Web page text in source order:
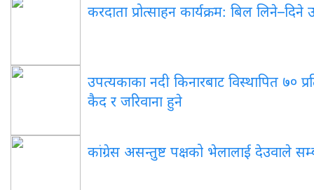
करदाता प्रोत्साहन कार्यक्रम: बिल
उपत्यकाका नदी किनारबाट विस्थापित ७०
कैद र जरिवाना हुने
कांग्रेस असन्तुष्ट पक्षको भेलालाई देउवाले